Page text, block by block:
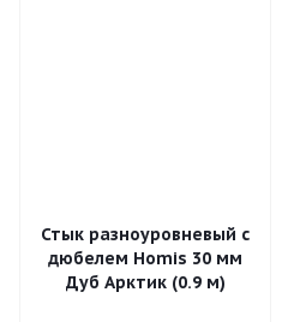
Стык разноуровневый с
дюбелем Homis 30 мм
Дуб Арктик (0.9 м)